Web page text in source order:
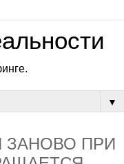
▼
ЗАНОВО ПРИ